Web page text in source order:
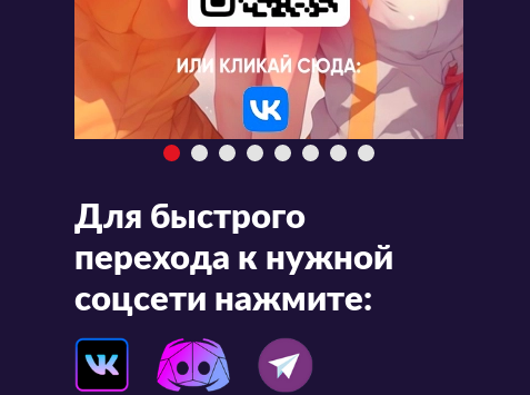
Для быстрого
перехода к нужной
соцсети нажмите: